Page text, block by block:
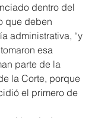
dentro del
que deben
administrativa, “y
esa
parte de la
la Corte, porque
el primero de